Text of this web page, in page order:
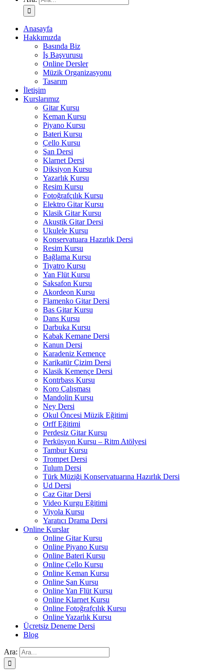
Anasayfa
Hakkımızda
Basında Biz
İş Başvurusu
Online Dersler
Müzik Organizasyonu
Tasarım
İletişim
Kurslarımız
Gitar Kursu
Keman Kursu
Piyano Kursu
Bateri Kursu
Çello Kursu
Şan Dersi
Klarnet Dersi
Diksiyon Kursu
Yazarlık Kursu
Resim Kursu
Fotoğrafçılık Kursu
Elektro Gitar Kursu
Klasik Gitar Kursu
Akustik Gitar Dersi
Ukulele Kursu
Konservatuara Hazırlık Dersi
Resim Kursu
Bağlama Kursu
Tiyatro Kursu
Yan Flüt Kursu
Saksafon Kursu
Akordeon Kursu
Flamenko Gitar Dersi
Bas Gitar Kursu
Dans Kursu
Darbuka Kursu
Kabak Kemane Dersi
Kanun Dersi
Karadeniz Kemençe
Karikatür Çizim Dersi
Klasik Kemençe Dersi
Kontrbass Kursu
Koro Çalışması
Mandolin Kursu
Ney Dersi
Okul Öncesi Müzik Eğitimi
Orff Eğitimi
Perdesiz Gitar Kursu
Perküsyon Kursu – Ritm Atölyesi
Tambur Kursu
Trompet Dersi
Tulum Dersi
Türk Müziği Konservatuarına Hazırlık Dersi
Ud Dersi
Caz Gitar Dersi
Video Kurgu Eğitimi
Viyola Kursu
Yaratıcı Drama Dersi
Online Kurslar
Online Gitar Kursu
Online Piyano Kursu
Online Bateri Kursu
Online Çello Kursu
Online Keman Kursu
Online Şan Kursu
Online Yan Flüt Kursu
Online Klarnet Kursu
Online Fotoğrafçılık Kursu
Online Yazarlık Kursu
Ücretsiz Deneme Dersi
Blog
Ara: